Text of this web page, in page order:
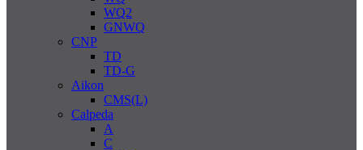
WQ2
GNWQ
CNP
TD
TD-G
Aikon
CMS(L)
Calpeda
A
C